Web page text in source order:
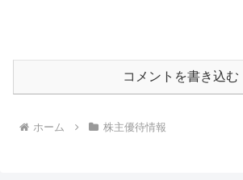
コメントを書き込む
ホーム 株主優待情報